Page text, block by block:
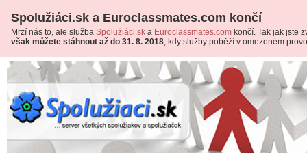
Spolužiáci.sk a Euroclassmates.com končí
Mrzí nás to, ale služba Spolužiáci.sk a Euroclassmates.com končí. Tak jak jste
však můžete stáhnout až do 31. 8. 2018, kdy služby poběží v omezeném